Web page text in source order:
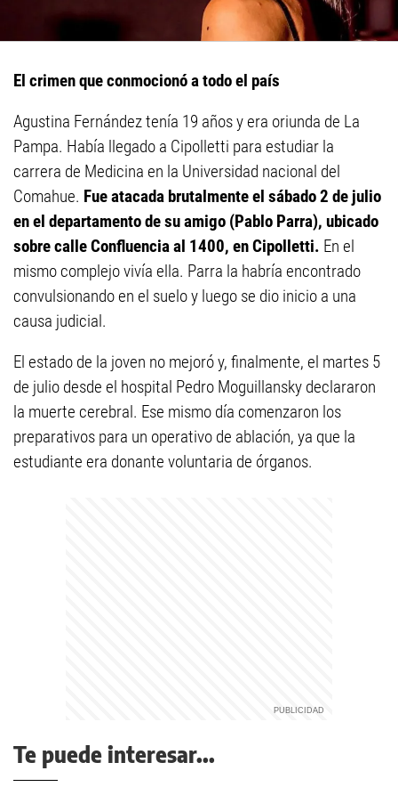
El crimen que conmocionó a todo el país
Agustina Fernández tenía 19 años y era oriunda de La
Pampa. Había llegado a Cipolletti para estudiar la
carrera de Medicina en la Universidad nacional del
Comahue. Fue atacada brutalmente el sábado 2 de julio
en el departamento de su amigo (Pablo Parra), ubicado
sobre calle Confluencia al 1400, en Cipolletti. En el
mismo complejo vivía ella. Parra la habría encontrado
convulsionando en el suelo y luego se dio inicio a una
causa judicial.
El estado de la joven no mejoró y, finalmente, el martes 5
de julio desde el hospital Pedro Moguillansky declararon
la muerte cerebral. Ese mismo día comenzaron los
preparativos para un operativo de ablación, ya que la
estudiante era donante voluntaria de órganos.
Te puede interesar...